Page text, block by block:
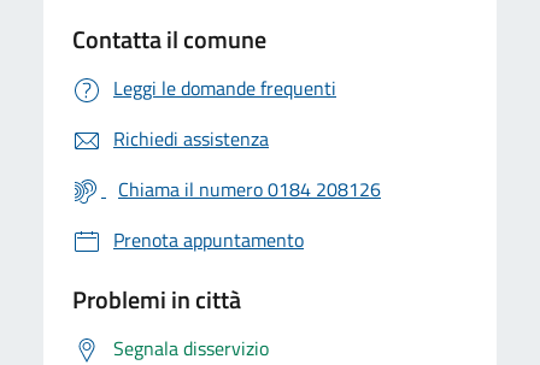
Contatta il comune
Leggi le domande frequenti
Richiedi assistenza
Chiama il numero 0184 208126
Prenota appuntamento
Problemi in città
Segnala disservizio